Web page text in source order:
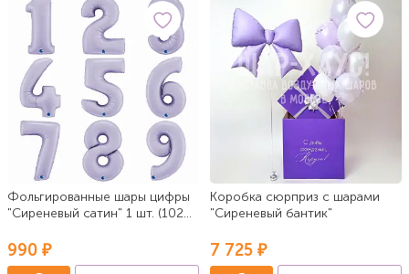
Фольгированные шары цифры
"Сиреневый сатин" 1 шт. (102
990 ₽
Коробка сюрприз с шарами
"Сиреневый бантик"
7 725 ₽